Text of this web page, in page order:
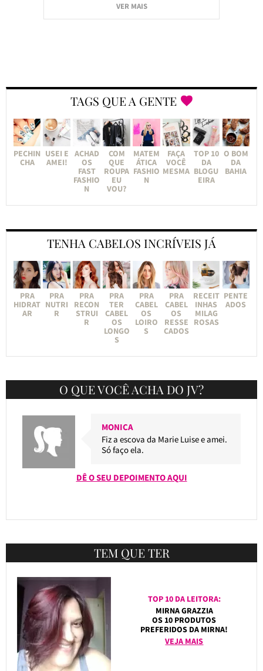
VER MAIS
TAGS QUE A GENTE
PECHIN
CHA
USEI E
AMEI!
ACHAD
OS
FAST
FASHIO
N
COM
QUE
ROUPA
EU
VOU?
MATEM
ÁTICA
FASHIO
N
FAÇA
VOCÊ
MESMA
TOP 10
DA
BLOGU
EIRA
O BOM
DA
BAHIA
TENHA CABELOS INCRÍVEIS JÁ
PRA
HIDRAT
AR
PRA
NUTRI
R
PRA
RECON
STRUI
R
PRA
TER
CABEL
OS
LONGO
S
PRA
CABEL
OS
LOIRO
S
PRA
CABEL
OS
RESSE
CADOS
RECEIT
INHAS
MILAG
ROSAS
PENTE
ADOS
O QUE VOCÊ ACHA DO JV?
MONICA
Fiz a escova da Marie Luise e amei.
Só faço ela.
DÊ O SEU DEPOIMENTO AQUI
TEM QUE TER
TOP 10 DA LEITORA:
MIRNA GRAZZIA
OS 10 PRODUTOS
PREFERIDOS DA MIRNA!
VEJA MAIS